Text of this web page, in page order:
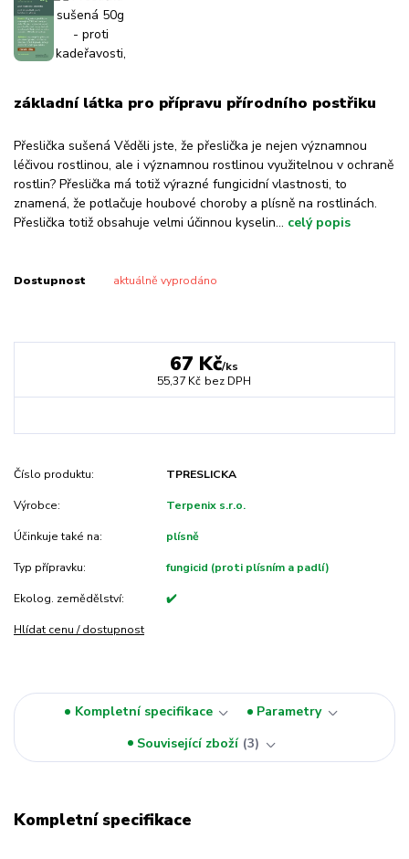
základní látka pro přípravu přírodního postřiku
Přeslička sušená Věděli jste, že přeslička je nejen významnou
léčivou rostlinou, ale i významnou rostlinou využitelnou v ochraně
rostlin? Přeslička má totiž výrazné fungicidní vlastnosti, to
znamená, že potlačuje houbové choroby a plísně na rostlinách.
Přeslička totiž obsahuje velmi účinnou kyselin... celý popis
Dostupnost aktuálně vyprodáno
67 Kč/ks
55,37 Kč bez DPH
Číslo produktu: TPRESLICKA
Výrobce: Terpenix s.r.o.
Účinkuje také na: plísně
Typ přípravku: fungicid (proti plísním a padlí)
Ekolog. zemědělství: ✔️
Hlídat cenu / dostupnost
Kompletní specifikace
Parametry
Související zboží 3
Kompletní specifikace